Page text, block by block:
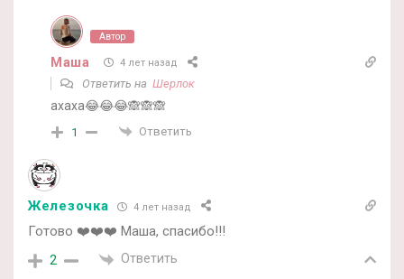
Автор
Маша 4 лет назад
Ответить на Шерлок
ахаха😂😂😂🙈🙈🙈
1 Ответить
Железочка 4 лет назад
Готово ❤️❤️❤️ Маша, спасибо!!!
2 Ответить